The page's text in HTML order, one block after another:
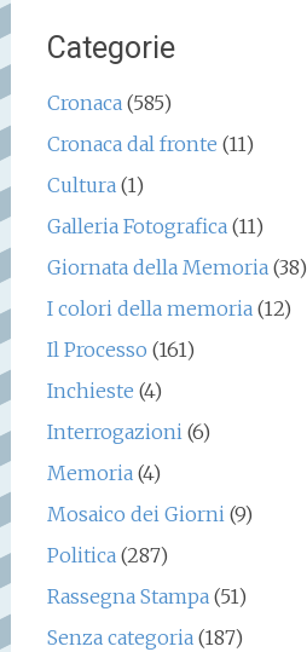
Categorie
Cronaca(585)
Cronaca dal fronte (11)
Cultura(1)
Galleria Fotografica(11)
Giornata della Memoria(38)
I colori della memoria(12)
Il Processo (161)
Inchieste (4)
Interrogazioni(6)
Memoria(4)
Mosaico dei Giorni(9)
Politica(287)
Rassegna Stampa(51)
Senza categoria(187)